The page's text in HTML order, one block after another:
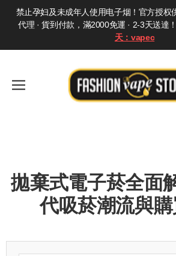
禁止孕妇及未成年人使用电子烟！官方授权
代理 · 貨到付款，滿2000免運 · 2-3天送達！
天：vapec
拋棄式電子菸全面
代吸菸潮流與